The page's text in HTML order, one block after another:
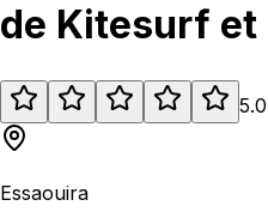
de Kitesurf et
5.0
Essaouira